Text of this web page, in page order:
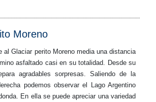
Moreno
al Glaciar perito Moreno media una distancia
asfaltado casi en su totalidad. Desde su
agradables sorpresas. Saliendo de la
podemos observar el Lago Argentino
En ella se puede apreciar una variedad